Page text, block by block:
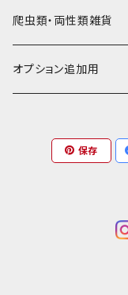
お名前カード
ようかんホルダー
コンドームケース
ミニチュアブーツ
ミニチュアキャスケット
ミニチュア革の鎧
その他革小物
ソフトレザーポーチ
パッチワーク・つぎはぎ
金運アップ
馬ヌメ
コードバン
バッファロー革
駱駝革
ダイヤモンドパイソン
こげ茶系
赤系
★★★★★☆ かなりレ
★★★★★★ 最高ラン
タロット占い
ルーン占い
爬虫類・両性類雑貨
アイテムジャンルから探
マグネット
フトアゴヒゲトカゲ
オプション追加用
保存